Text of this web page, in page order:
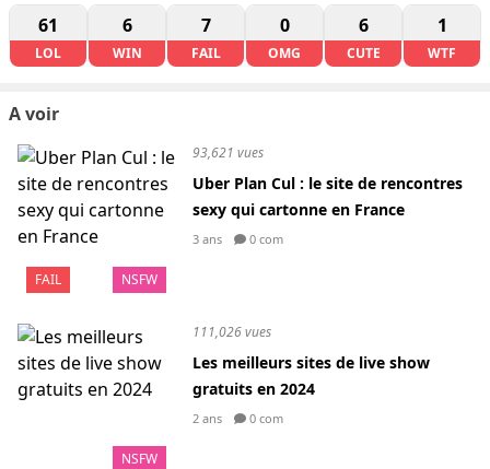
61
LOL
6
WIN
7
FAIL
0
OMG
6
CUTE
1
WTF
A voir
FAIL NSFW
93,621 vues
Uber Plan Cul : le site de rencontres
sexy qui cartonne en France
3 ans 0 com
NSFW
111,026 vues
Les meilleurs sites de live show
gratuits en 2024
2 ans 0 com